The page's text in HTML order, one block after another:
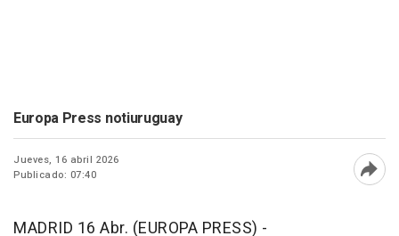
Europa Press notiuruguay
Jueves, 16 abril 2026
Publicado: 07:40
MADRID 16 Abr. (EUROPA PRESS) -